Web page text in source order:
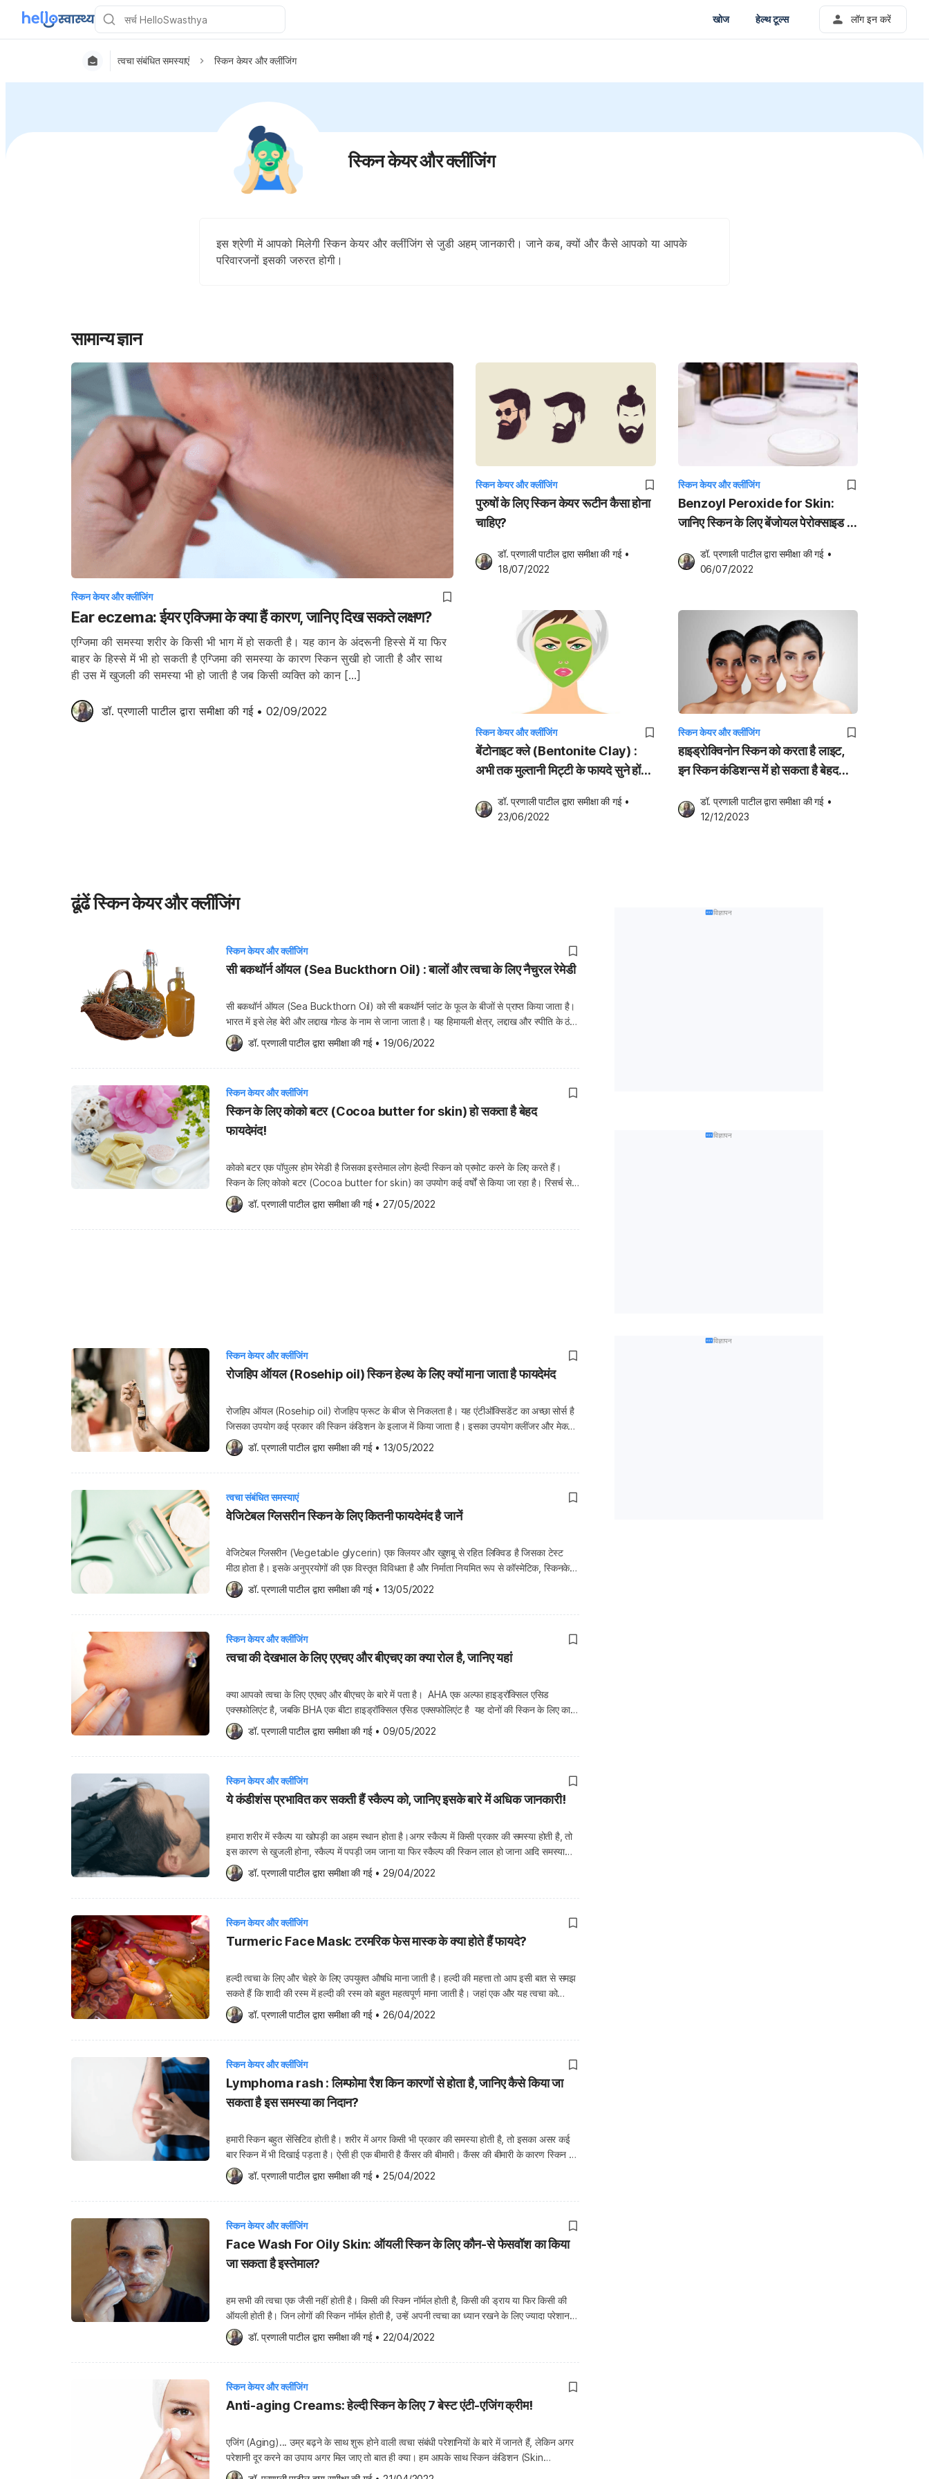
खोज हेल्थ टूल्स लॉग इन करें
त्वचा संबंधित समस्याएं स्किन केयर और क्लींजिंग
स्किन केयर और क्लींजिंग
इस श्रेणी में आपको मिलेगी स्किन केयर और क्लींजिंग से जुडी अहम् जानकारी। जाने कब, क्यों और कैसे आपको या आपके
परिवारजनों इसकी जरुरत होगी।
सामान्य ज्ञान
स्किन केयर और क्लींजिंग
Ear eczema: ईयर एक्जिमा के क्या हैं कारण, जानिए दिख सकते लक्षण?
एग्जिमा की समस्या शरीर के किसी भी भाग में हो सकती है। यह कान के अंदरूनी हिस्से में या फिर
बाहर के हिस्से में भी हो सकती है एग्जिमा की समस्या के कारण स्किन सुखी हो जाती है और साथ
ही उस में खुजली की समस्या भी हो जाती है जब किसी व्यक्ति को कान […]
डॉ. प्रणाली पाटील द्वारा समीक्षा की गई • 02/09/2022
स्किन केयर और क्लींजिंग
पुरुषों के लिए स्किन केयर रूटीन कैसा होना
चाहिए?
डॉ. प्रणाली पाटील द्वारा समीक्षा की गई •
18/07/2022
स्किन केयर और क्लींजिंग
Benzoyl Peroxide for Skin:
जानिए स्किन के लिए बेंजोयल पेरोक्साइड के
डॉ. प्रणाली पाटील द्वारा समीक्षा की गई •
06/07/2022
स्किन केयर और क्लींजिंग
बेंटोनाइट क्ले (Bentonite Clay) :
अभी तक मुल्तानी मिट्टी के फायदे सुने होंगे,
डॉ. प्रणाली पाटील द्वारा समीक्षा की गई •
23/06/2022
स्किन केयर और क्लींजिंग
हाइड्रोक्विनोन स्किन को करता है लाइट,
इन स्किन कंडिशन्स में हो सकता है बेहद
डॉ. प्रणाली पाटील द्वारा समीक्षा की गई •
12/12/2023
ढूंढें स्किन केयर और क्लींजिंग
स्किन केयर और क्लींजिंग
सी बकथॉर्न ऑयल (Sea Buckthorn Oil) : बालों और त्वचा के लिए नैचुरल रेमेडी
सी बकथॉर्न ऑयल (Sea Buckthorn Oil) को सी बकथॉर्न प्लांट के फूल के बीजों से प्राप्त किया जाता है।
भारत में इसे लेह बेरी और लद्दाख गोल्ड के नाम से जाना जाता है। यह हिमायली क्षेत्र, लद्दाख और स्पीति के ठंडे
रेगिस्तान में पाया जाता है। इसके तेल का उपयोग लोग लंबे समय से कई […]
डॉ. प्रणाली पाटील द्वारा समीक्षा की गई • 19/06/2022
स्किन केयर और क्लींजिंग
स्किन के लिए कोको बटर (Cocoa butter for skin) हो सकता है बेहद
फायदेमंद!
कोको बटर एक पॉपुलर होम रेमेडी है जिसका इस्तेमाल लोग हेल्दी स्किन को प्रमोट करने के लिए करते हैं।
स्किन के लिए कोको बटर (Cocoa butter for skin) का उपयोग कई वर्षों से किया जा रहा है। रिसर्च से
पता चलता है कि कोको बटर स्किन को इम्प्रूव कर सकता है, और इसमें एंटी-इंफ्लामेटरी (Anti-
inflammatory) […]
डॉ. प्रणाली पाटील द्वारा समीक्षा की गई • 27/05/2022
स्किन केयर और क्लींजिंग
रोजहिप ऑयल (Rosehip oil) स्किन हेल्थ के लिए क्यों माना जाता है फायदेमंद
रोजहिप ऑयल (Rosehip oil) रोजहिप फ्रूट के बीज से निकलता है। यह एंटीऑक्सिडेंट का अच्छा सोर्स है
जिसका उपयोग कई प्रकार की स्किन कंडिशन के इलाज में किया जाता है। इसका उपयोग क्लींजर और मेकअप
रिमूवर के रूप में भी किया जाता है। कई स्किनकेयर कंपनियां रोजहिप ऑयल को प्योर फॉर्म में या प्रोडक्ट्स के
[…]
डॉ. प्रणाली पाटील द्वारा समीक्षा की गई • 13/05/2022
त्वचा संबंधित समस्याएं
वेजिटेबल ग्लिसरीन स्किन के लिए कितनी फायदेमंद है जानें
वेजिटेबल ग्लिसरीन (Vegetable glycerin) एक क्लियर और खुशबू से रहित लिक्विड है जिसका टेस्ट
मीठा होता है। इसके अनुप्रयोगों की एक विस्तृत विविधता है और निर्माता नियमित रूप से कॉस्मेटिक, स्किनकेयर
और फार्मास्युटिकल उत्पादों में इसका उपयोग करते हैं। ग्लिसरीन एनिमल सोर्स प्राप्त की जाती है, लेकिन
वेजिटेबल ग्लिसरीन प्लांट बेस्ड प्रोडक्ट है जो सोय, […]
डॉ. प्रणाली पाटील द्वारा समीक्षा की गई • 13/05/2022
स्किन केयर और क्लींजिंग
त्वचा की देखभाल के लिए एएचए और बीएचए का क्या रोल है, जानिए यहां
क्या आपको त्वचा के लिए एएचए और बीएचए के बारे में पता है। AHA एक अल्फा हाइड्रॉक्सिल एसिड
एक्सफोलिएंट है, जबकि BHA एक बीटा हाइड्रॉक्सिल एसिड एक्सफोलिएंट है यह दाेनों की स्किन के लिए काफी
प्रभावकारी है और इन दोनों का त्वचा पर अलग-अलग रोल है। यह जानने से पहले कि कौन सा बेहतर काम
[…]
डॉ. प्रणाली पाटील द्वारा समीक्षा की गई • 09/05/2022
स्किन केयर और क्लींजिंग
ये कंडीशंस प्रभावित कर सकती हैं स्कैल्प को, जानिए इसके बारे में अधिक जानकारी!
हमारा शरीर में स्कैल्प या खोपड़ी का अहम स्थान होता है।अगर स्कैल्प में किसी प्रकार की समस्या होती है, तो
इस कारण से खुजली होना, स्कैल्प में पपड़ी जम जाना या फिर स्कैल्प की स्किन लाल हो जाना आदि समस्याओं
का सामना करना पड़ता है। स्कैल्प या खोपड़ी को एक नहीं बल्कि कई कंडीशन प्रभावित […]
डॉ. प्रणाली पाटील द्वारा समीक्षा की गई • 29/04/2022
स्किन केयर और क्लींजिंग
Turmeric Face Mask: टरमरिक फेस मास्क के क्या होते हैं फायदे?
हल्दी त्वचा के लिए और चेहरे के लिए उपयुक्त औषधि माना जाती है। हल्दी की महत्ता तो आप इसी बात से समझ
सकते हैं कि शादी की रस्म में हल्दी की रस्म को बहुत महत्वपूर्ण माना जाती है। जहां एक और यह त्वचा को
निखारने का काम करता है, वहीं दूसरी ओर मुहांसों की समस्या […]
डॉ. प्रणाली पाटील द्वारा समीक्षा की गई • 26/04/2022
स्किन केयर और क्लींजिंग
Lymphoma rash : लिम्फोमा रैश किन कारणों से होता है, जानिए कैसे किया जा
सकता है इस समस्या का निदान?
हमारी स्किन बहुत सेंसिटिव होती है। शरीर में अगर किसी भी प्रकार की समस्या होती है, तो इसका असर कई
बार स्किन में भी दिखाई पड़ता है। ऐसी ही एक बीमारी है कैंसर की बीमारी। कैंसर की बीमारी के कारण स्किन पर
बुरा प्रभाव पड़ता है। लिम्फोमा (Lymphoma) एक प्रकार का कैंसर है, जो लिम्फोसाइट्स […]
डॉ. प्रणाली पाटील द्वारा समीक्षा की गई • 25/04/2022
स्किन केयर और क्लींजिंग
Face Wash For Oily Skin: ऑयली स्किन के लिए कौन-से फेसवॉश का किया
जा सकता है इस्तेमाल?
हम सभी की त्वचा एक जैसी नहीं होती है। किसी की स्किन नॉर्मल होती है, किसी की ड्राय या फिर किसी की
ऑयली होती है। जिन लोगों की स्किन नॉर्मल होती है, उन्हें अपनी त्वचा का ध्यान रखने के लिए ज्यादा परेशान
नहीं होना पड़ता है। वहीं ड्राय और ऑयली स्किन के लिए खास तरह […]
डॉ. प्रणाली पाटील द्वारा समीक्षा की गई • 22/04/2022
स्किन केयर और क्लींजिंग
Anti-aging Creams: हेल्दी स्किन के लिए 7 बेस्ट एंटी-एजिंग क्रीम!
एजिंग (Aging)... उम्र बढ़ने के साथ शुरू होने वाली त्वचा संबंधी परेशानियों के बारे में जानते हैं, लेकिन अगर
परेशानी दूर करने का उपाय अगर मिल जाए तो बात ही क्या। हम आपके साथ स्किन कंडिशन (Skin
condition) से जुड़ी जानकारी शेयर करते हैं और उस स्किन कंडिशन को कैसे दूर किया जाए यह भी […]
विज्ञापन
विज्ञापन
विज्ञापन